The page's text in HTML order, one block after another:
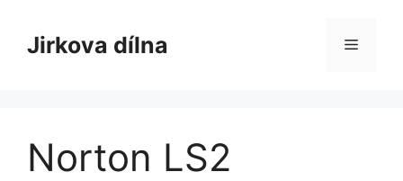
obsahJirkova dílna Menu
Norton LS2